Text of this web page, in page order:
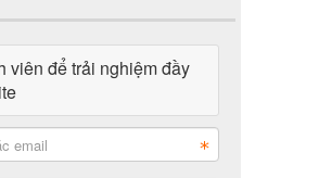
viên để trải nghiệm đầy